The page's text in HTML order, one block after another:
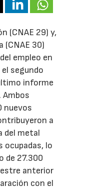
(CNAE 29) y,
(CNAE 30)
empleo en
segundo
informe
. Ambos
nuevos
a
del metal
ocupadas, lo
de 27.300
anterior
con el